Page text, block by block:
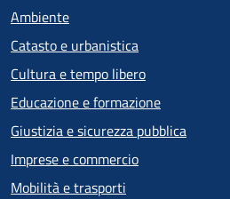
Ambiente
Catasto e urbanistica
Cultura e tempo libero
Educazione e formazione
Giustizia e sicurezza pubblica
Imprese e commercio
Mobilità e trasporti